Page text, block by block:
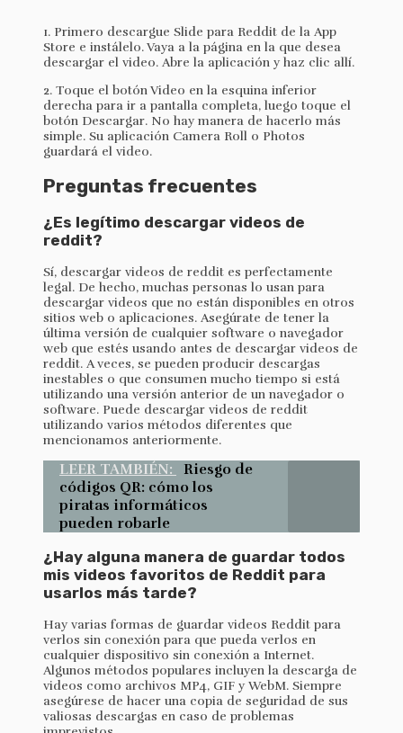
1. Primero descargue Slide para Reddit de la App
Store e instálelo. Vaya a la página en la que desea
descargar el video. Abre la aplicación y haz clic allí.
2. Toque el botón Video en la esquina inferior
derecha para ir a pantalla completa, luego toque el
botón Descargar. No hay manera de hacerlo más
simple. Su aplicación Camera Roll o Photos
guardará el video.
Preguntas frecuentes
¿Es legítimo descargar videos de
reddit?
Sí, descargar videos de reddit es perfectamente
legal. De hecho, muchas personas lo usan para
descargar videos que no están disponibles en otros
sitios web o aplicaciones. Asegúrate de tener la
última versión de cualquier software o navegador
web que estés usando antes de descargar videos de
reddit. A veces, se pueden producir descargas
inestables o que consumen mucho tiempo si está
utilizando una versión anterior de un navegador o
software. Puede descargar videos de reddit
utilizando varios métodos diferentes que
mencionamos anteriormente.
LEER TAMBIÉN:
Riesgo de
códigos QR: cómo los
piratas informáticos
pueden robarle
¿Hay alguna manera de guardar todos
mis videos favoritos de Reddit para
usarlos más tarde?
Hay varias formas de guardar videos Reddit para
verlos sin conexión para que pueda verlos en
cualquier dispositivo sin conexión a Internet.
Algunos métodos populares incluyen la descarga de
videos como archivos MP4, GIF y WebM. Siempre
asegúrese de hacer una copia de seguridad de sus
valiosas descargas en caso de problemas